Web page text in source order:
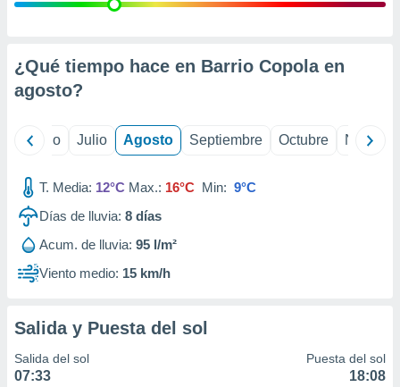
e
mediante
de
1199
¿Qué tiempo hace en Barrio Copola en
agosto?
Junio Julio Agosto Septiembre Octubre
T. Media: 12°C Max.: 16°C Min: 9°C
Días de lluvia: 8 días
Acum. de lluvia: 95 l/m²
Viento medio: 15 km/h
Salida y Puesta del sol
Salida del sol
07:33
Puesta del sol
18:08